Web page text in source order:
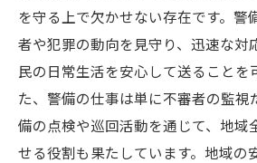
地元企業との協力体制
警備員の社会的役割
警備を通じた地域貢献の
警備員の一日を追う：沼田市
朝の勤務開始と準備
を守る上で欠かせない存在です。警
者や犯罪の動向を見守り、迅速な対
民の日常生活を安心して送ることを
た、警備の仕事は単に不審者の監視
備の点検や巡回活動を通じて、地域
せる役割も果たしています。地域の